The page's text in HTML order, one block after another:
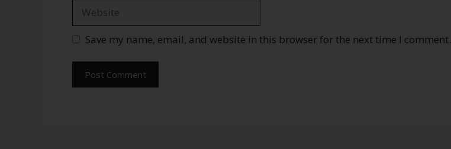
Save my name, email, and website in this browser for the next time I comment.